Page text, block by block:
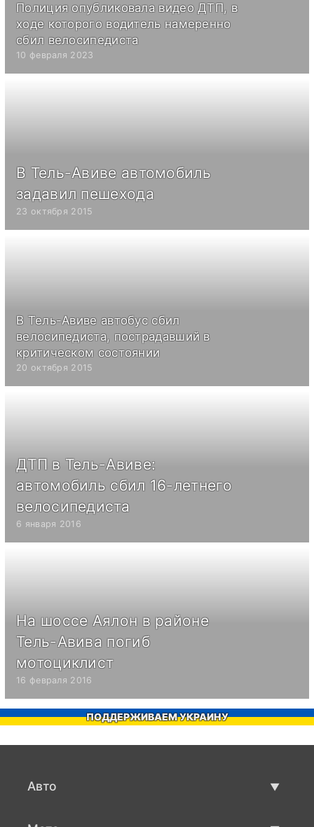
Полиция опубликовала видео ДТП, в
ходе которого водитель намеренно
сбил велосипедиста
10 февраля 2023
В Тель-Авиве автомобиль
задавил пешехода
23 октября 2015
В Тель-Авиве автобус сбил
велосипедиста, пострадавший в
критическом состоянии
20 октября 2015
ДТП в Тель-Авиве:
автомобиль сбил 16-летнего
велосипедиста
6 января 2016
На шоссе Аялон в районе
Тель-Авива погиб
мотоциклист
16 февраля 2016
ПОДДЕРЖИВАЕМ УКРАИНУ
Авто